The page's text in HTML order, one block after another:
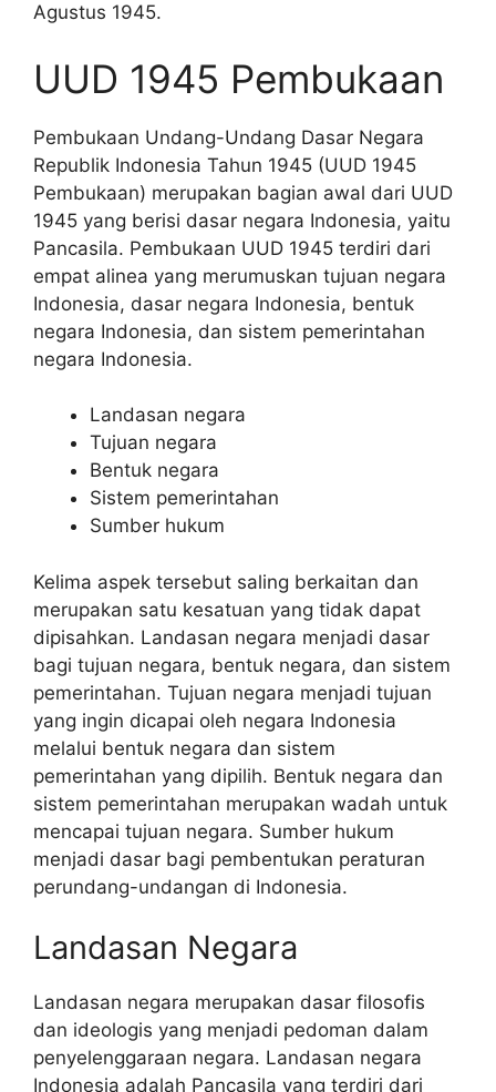
Agustus 1945.
UUD 1945 Pembukaan
Pembukaan Undang-Undang Dasar Negara
Republik Indonesia Tahun 1945 (UUD 1945
Pembukaan) merupakan bagian awal dari UUD
1945 yang berisi dasar negara Indonesia, yaitu
Pancasila. Pembukaan UUD 1945 terdiri dari
empat alinea yang merumuskan tujuan negara
Indonesia, dasar negara Indonesia, bentuk
negara Indonesia, dan sistem pemerintahan
negara Indonesia.
Landasan negara
Tujuan negara
Bentuk negara
Sistem pemerintahan
Sumber hukum
Kelima aspek tersebut saling berkaitan dan
merupakan satu kesatuan yang tidak dapat
dipisahkan. Landasan negara menjadi dasar
bagi tujuan negara, bentuk negara, dan sistem
pemerintahan. Tujuan negara menjadi tujuan
yang ingin dicapai oleh negara Indonesia
melalui bentuk negara dan sistem
pemerintahan yang dipilih. Bentuk negara dan
sistem pemerintahan merupakan wadah untuk
mencapai tujuan negara. Sumber hukum
menjadi dasar bagi pembentukan peraturan
perundang-undangan di Indonesia.
Landasan Negara
Landasan negara merupakan dasar filosofis
dan ideologis yang menjadi pedoman dalam
penyelenggaraan negara. Landasan negara
Indonesia adalah Pancasila yang terdiri dari